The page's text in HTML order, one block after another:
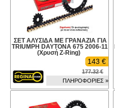
ΣΕΤ ΑΛΥΣΙΔΑ ΜΕ ΓΡΑΝΑΖΙΑ ΓΙΑ
TRIUMPH DAYTONA 675 2006-11
(Χρυσή Z-Ring)
143 €
177.32 €
ΠΛΗΡΟΦΟΡΙΕΣ »